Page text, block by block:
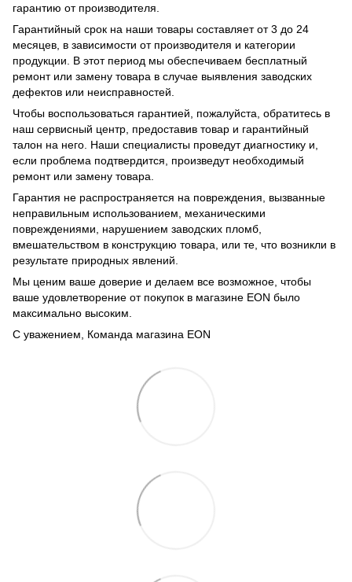
гарантию от производителя.
Гарантийный срок на наши товары составляет от 3 до 24
месяцев, в зависимости от производителя и категории
продукции. В этот период мы обеспечиваем бесплатный
ремонт или замену товара в случае выявления заводских
дефектов или неисправностей.
Чтобы воспользоваться гарантией, пожалуйста, обратитесь в
наш сервисный центр, предоставив товар и гарантийный
талон на него. Наши специалисты проведут диагностику и,
если проблема подтвердится, произведут необходимый
ремонт или замену товара.
Гарантия не распространяется на повреждения, вызванные
неправильным использованием, механическими
повреждениями, нарушением заводских пломб,
вмешательством в конструкцию товара, или те, что возникли в
результате природных явлений.
Мы ценим ваше доверие и делаем все возможное, чтобы
ваше удовлетворение от покупок в магазине EON было
максимально высоким.
С уважением, Команда магазина EON